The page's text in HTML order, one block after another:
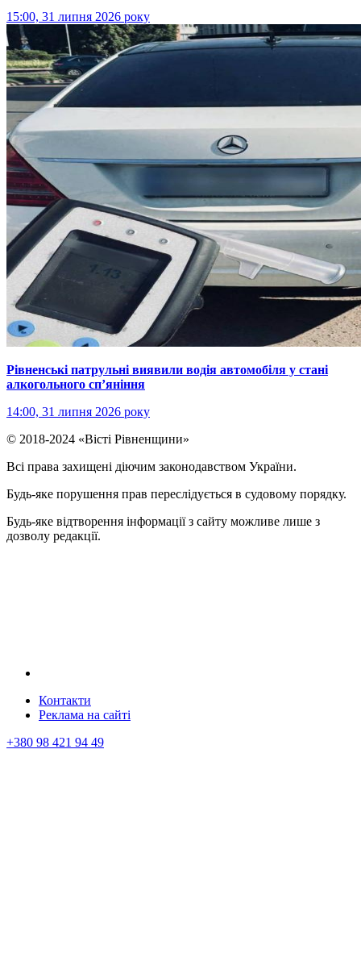
15:00, 31 липня 2026 року
Рівненські патрульні виявили водія автомобіля у стані
алкогольного сп’яніння
14:00, 31 липня 2026 року
© 2018-2024 «Вісті Рівненщини»
Всі права захищені діючим законодавством України.
Будь-яке порушення прав переслідується в судовому порядку.
Будь-яке відтворення інформації з сайту можливе лише з
дозволу редакції.
Контакти
Реклама на сайтi
+380 98 421 94 49